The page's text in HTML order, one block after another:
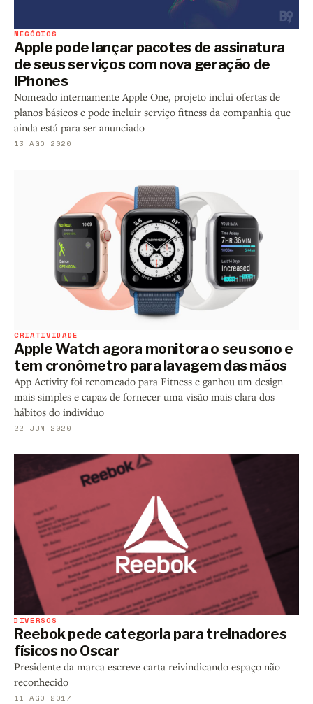
NEGÓCIOS
Apple pode lançar pacotes de assinatura
de seus serviços com nova geração de
iPhones
Nomeado internamente Apple One, projeto inclui ofertas de
planos básicos e pode incluir serviço fitness da companhia que
ainda está para ser anunciado
13 AGO 2020
CRIATIVIDADE
Apple Watch agora monitora o seu sono e
tem cronômetro para lavagem das mãos
App Activity foi renomeado para Fitness e ganhou um design
mais simples e capaz de fornecer uma visão mais clara dos
hábitos do indivíduo
22 JUN 2020
DIVERSOS
Reebok pede categoria para treinadores
físicos no Oscar
Presidente da marca escreve carta reivindicando espaço não
reconhecido
11 AGO 2017